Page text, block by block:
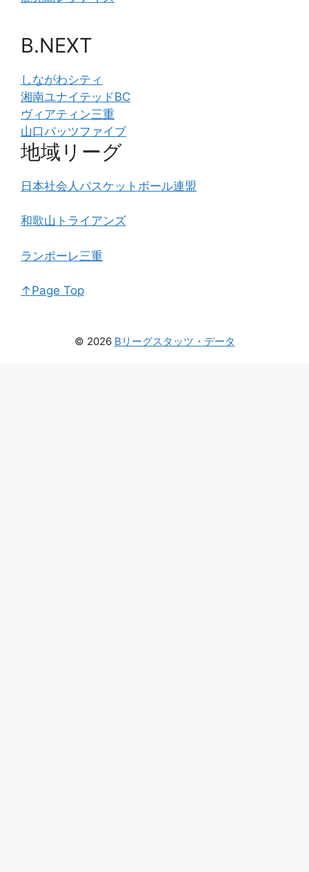
B.NEXT
しながわシティ
湘南ユナイテッドBC
ヴィアティン三重
山口パッツファイブ
地域リーグ
日本社会人バスケットボール連盟
和歌山トライアンズ
ランポーレ三重
↑Page Top
© 2026 Bリーグスタッツ・データ